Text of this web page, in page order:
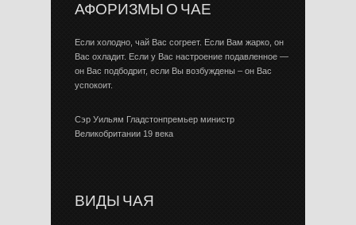
АФОРИЗМЫ О ЧАЕ
Если холодно, чай Вас согреет. Если Вам жарко, он
Вас охладит. Если у Вас настроение подавленное —
он Вас подбодрит, если Вы возбуждены – он Вас
успокоит.
Сэр Уильям Гладстонпремьер министр
Великобритании 19 века
ВИДЫ ЧАЯ